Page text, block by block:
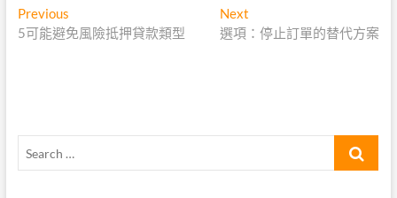
文
章
PreviousPrevious
post:
5可能避免風險抵押貸款類型
Next
post:
選項：停止訂單的替代方案
Search